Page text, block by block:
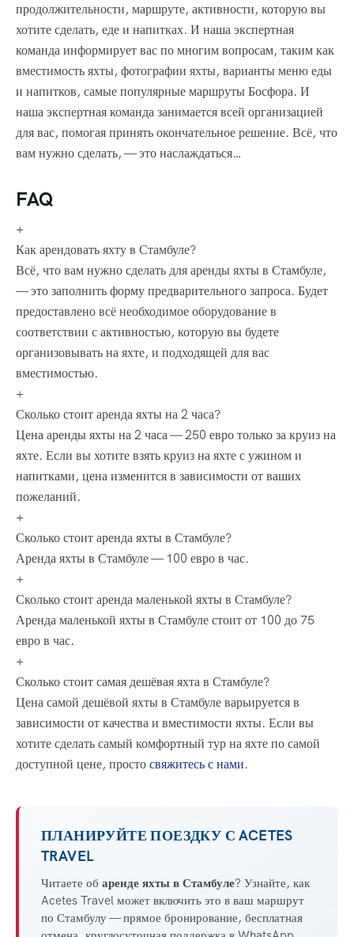
продолжительности, маршруте, активности, которую вы
хотите сделать, еде и напитках. И наша экспертная
команда информирует вас по многим вопросам, таким как
вместимость яхты, фотографии яхты, варианты меню еды
и напитков, самые популярные маршруты Босфора. И
наша экспертная команда занимается всей организацией
для вас, помогая принять окончательное решение. Всё, что
вам нужно сделать, — это наслаждаться…
FAQ
+
Как арендовать яхту в Стамбуле?
Всё, что вам нужно сделать для аренды яхты в Стамбуле,
— это заполнить форму предварительного запроса. Будет
предоставлено всё необходимое оборудование в
соответствии с активностью, которую вы будете
организовывать на яхте, и подходящей для вас
вместимостью.
+
Сколько стоит аренда яхты на 2 часа?
Цена аренды яхты на 2 часа — 250 евро только за круиз на
яхте. Если вы хотите взять круиз на яхте с ужином и
напитками, цена изменится в зависимости от ваших
пожеланий.
+
Сколько стоит аренда яхты в Стамбуле?
Аренда яхты в Стамбуле — 100 евро в час.
+
Сколько стоит аренда маленькой яхты в Стамбуле?
Аренда маленькой яхты в Стамбуле стоит от 100 до 75
евро в час.
+
Сколько стоит самая дешёвая яхта в Стамбуле?
Цена самой дешёвой яхты в Стамбуле варьируется в
зависимости от качества и вместимости яхты. Если вы
хотите сделать самый комфортный тур на яхте по самой
доступной цене, простосвяжитесь с нами.
ПЛАНИРУЙТЕ ПОЕЗДКУ С ACETES
TRAVEL
Читаете об аренде яхты в Стамбуле? Узнайте, как
Acetes Travel может включить это в ваш маршрут
по Стамбулу — прямое бронирование, бесплатная